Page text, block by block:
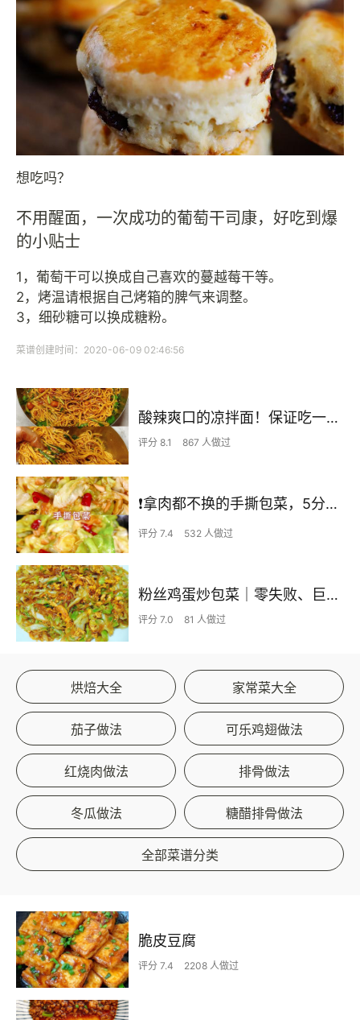
想吃吗？
不用醒面，一次成功的葡萄干司康，好吃到爆
的小贴士
1，葡萄干可以换成自己喜欢的蔓越莓干等。
2，烤温请根据自己烤箱的脾气来调整。
3，细砂糖可以换成糖粉。
菜谱创建时间：2020-06-09 02:46:56
酸辣爽口的凉拌面！保证吃一次就上瘾
评分 8.1 867 人做过
❗拿肉都不换的手撕包菜，5分钟快手家常菜🔥
评分 7.4 532 人做过
粉丝鸡蛋炒包菜｜零失败、巨下饭
评分 7.0 81 人做过
烘焙大全 家常菜大全
茄子做法 可乐鸡翅做法
红烧肉做法 排骨做法
冬瓜做法 糖醋排骨做法
全部菜谱分类
脆皮豆腐
评分 7.4 2208 人做过